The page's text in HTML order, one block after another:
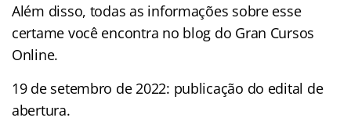
Além disso, todas as informações sobre esse
certame você encontra no blog do Gran Cursos
Online.
19 de setembro de 2022: publicação do edital de
abertura.